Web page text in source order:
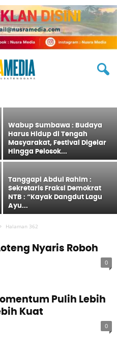
POLITIK SOSMAS
TECH
Arena
Wabup Sumbawa : Budaya
Harus Hidup di Tengah
Masyarakat, Festival Digelar
Hingga Pelosok...
Tanggapi Abdul Rahim :
Sekretaris Fraksi Demokrat
NTB : “Kayak Dangdut Lagu
Ayu...
Halaman 362
Nyaris Roboh
0
Pulih Lebih
Kuat
0